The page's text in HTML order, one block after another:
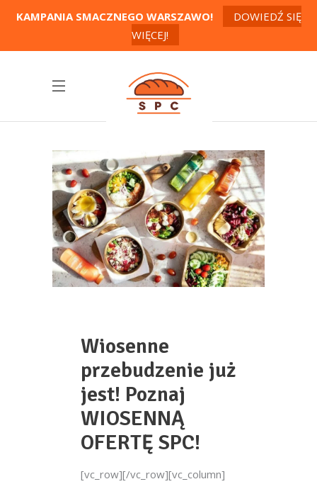
KAMPANIA SMACZNEGO WARSZAWO!
DOWIEDŹ SIĘ
WIĘCEJ!
Wiosenne
przebudzenie już
jest! Poznaj
WIOSENNĄ
OFERTĘ SPC!
[vc_row][/vc_row][vc_column]